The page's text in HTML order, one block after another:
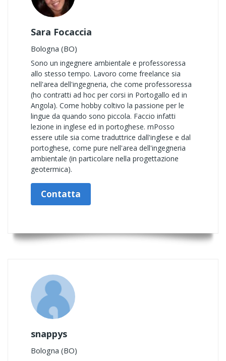
Sara Focaccia
Bologna (BO)
Sono un ingegnere ambientale e professoressa
allo stesso tempo. Lavoro come freelance sia
nell'area dell'ingegneria, che come professoressa
(ho contratti ad hoc per corsi in Portogallo ed in
Angola). Come hobby coltivo la passione per le
lingue da quando sono piccola. Faccio infatti
lezione in inglese ed in portoghese. rnPosso
essere utile sia come traduttrice dall'inglese e dal
portoghese, come pure nell'area dell'ingegneria
ambientale (in particolare nella progettazione
geotermica).
Contatta
snappys
Bologna (BO)